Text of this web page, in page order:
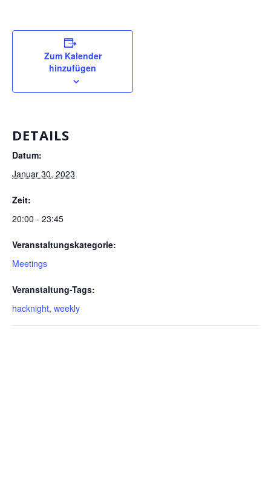
Zum Kalender
hinzufügen
DETAILS
Datum:
Januar 30, 2023
Zeit:
20:00 - 23:45
Veranstaltungskategorie:
Meetings
Veranstaltung-Tags:
hacknight, weekly